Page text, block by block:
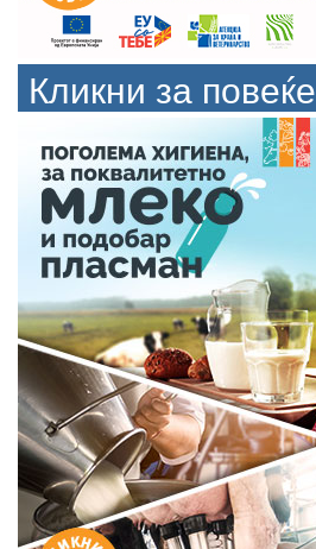
Кликни за повеќе